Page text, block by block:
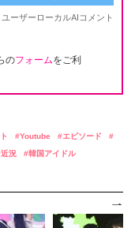
のフォームをご利
Youtube
エピソード
近況 韓国アイドル